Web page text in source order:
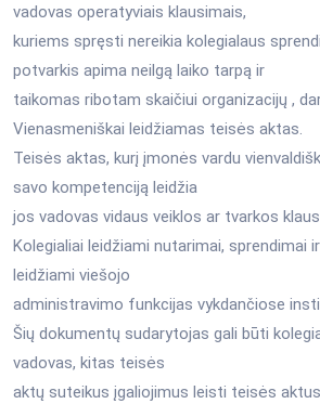
vadovas operatyviais klausimais,
kuriems spręsti nereikia kolegialaus
potvarkis apima neilgą laiko tarpą ir
taikomas ribotam skaičiui organizacijų ,
Vienasmeniškai leidžiamas teisės aktas.
Teisės aktas, kurį įmonės vardu
savo kompetenciją leidžia
jos vadovas vidaus veiklos ar tvarkos
Kolegialiai leidžiami nutarimai, sprendimai
leidžiami viešojo
administravimo funkcijas vykdančiose
Šių dokumentų sudarytojas gali būti
vadovas, kitas teisės
aktų suteikus įgaliojimus leisti teisės